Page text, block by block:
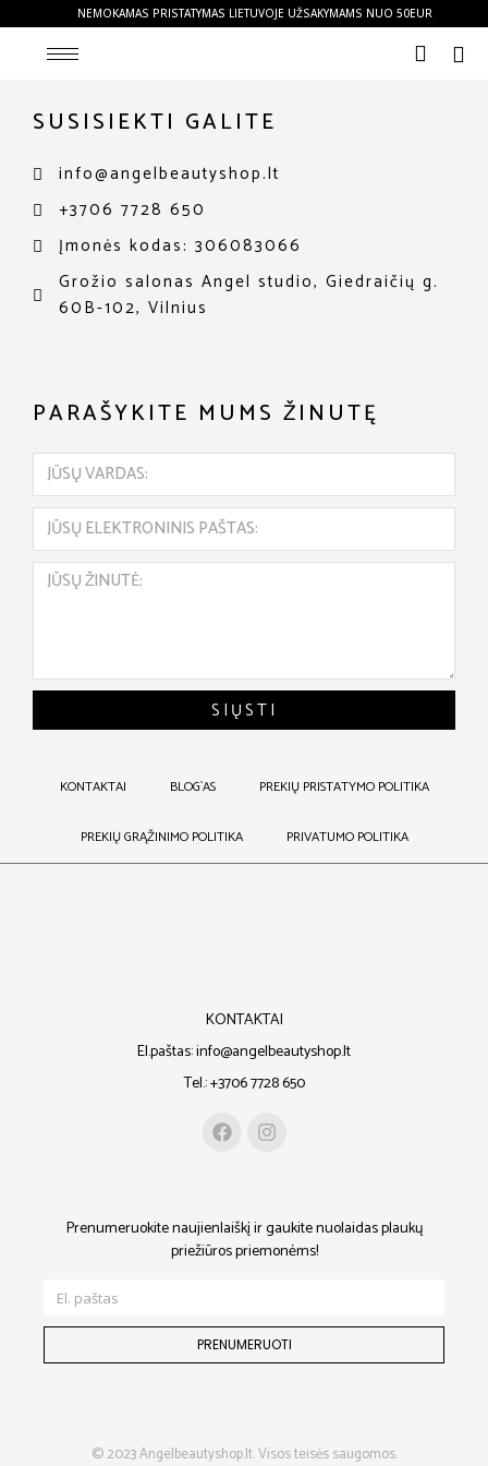
NEMOKAMAS PRISTATYMAS LIETUVOJE UŽSAKYMAMS NUO 50EUR
SUSISIEKTI GALITE
info@angelbeautyshop.lt
+3706 7728 650
Įmonės kodas: 306083066
Grožio salonas Angel studio, Giedraičių g.
60B-102, Vilnius
PARAŠYKITE MUMS ŽINUTĘ
SIŲSTI
KONTAKTAI BLOG`AS PREKIŲ PRISTATYMO POLITIKA
PREKIŲ GRĄŽINIMO POLITIKA PRIVATUMO POLITIKA
KONTAKTAI
El.paštas: info@angelbeautyshop.lt
Tel.: +3706 7728 650
Prenumeruokite naujienlaiškį ir gaukite nuolaidas plaukų
priežiūros priemonėms!
PRENUMERUOTI
© 2023 Angelbeautyshop.lt. Visos teisės saugomos.